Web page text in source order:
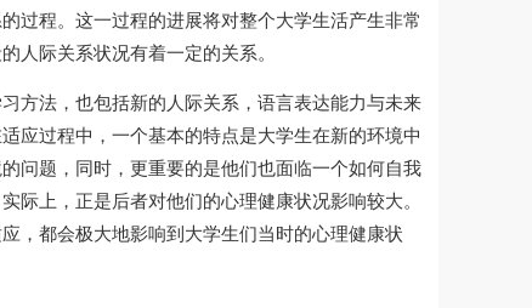
过程。这一过程的进展将对整个大学生活产生非常
人际关系状况有着一定的关系。
方法，也包括新的人际关系，语言表达能力与未来
应过程中，一个基本的特点是大学生在新的环境中
问题，同时，更重要的是他们也面临一个如何自我
际上，正是后者对他们的心理健康状况影响较大。
，都会极大地影响到大学生们当时的心理健康状